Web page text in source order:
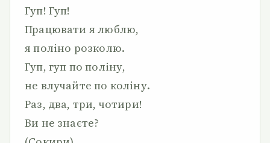
Гуп! Гуп!
Працювати я люблю,
я поліно розколю.
Гуп, гуп по поліну,
не влучайте по коліну.
Раз, два, три, чотири!
Ви не знаєте?